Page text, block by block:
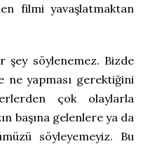
filmi yavaşlatmaktan
şey söylenemez. Bizde
yapması gerektiğini
çok olaylarla
başına gelenlere ya da
söyleyemeyiz. Bu